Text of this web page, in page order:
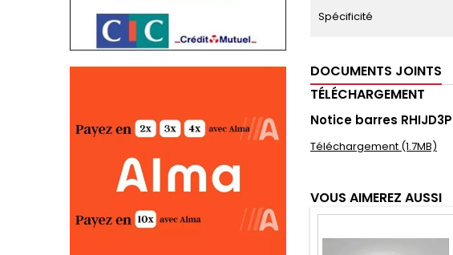
Spécificité
DOCUMENTS JOINTS
TÉLÉCHARGEMENT
Notice barres
Téléchargement (1.7MB)
VOUS AIMEREZ AUSSI